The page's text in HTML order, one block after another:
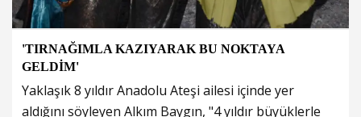
'TIRNAĞIMLA KAZIYARAK BU NOKTAYA
GELDİM'
Yaklaşık 8 yıldır Anadolu Ateşi ailesi içinde yer
aldığını söyleyen Alkım Baygın, "4 yıldır büyüklerle